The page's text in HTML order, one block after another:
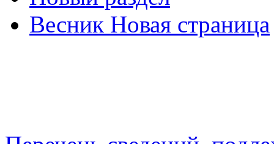
Весник Новая страница